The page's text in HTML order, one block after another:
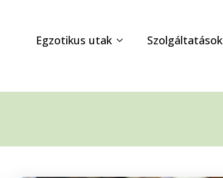
Egzotikus utak Szolgáltatások